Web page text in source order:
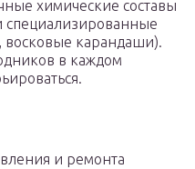
химические составы
специализированные
восковые карандаши).
в каждом
и ремонта